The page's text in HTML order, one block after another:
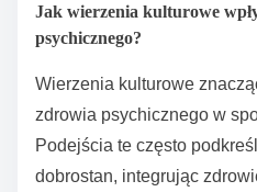
Jak wierzenia kulturowe
psychicznego?
Wierzenia kulturowe
zdrowia psychicznego w
Podejścia te często
dobrostan, integrując